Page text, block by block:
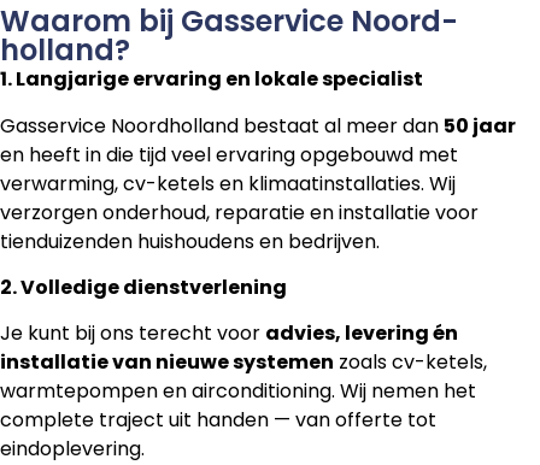
Waarom bij Gasservice Noord-
holland?
1. Langjarige ervaring en lokale specialist
Gasservice Noordholland bestaat al meer dan 50 jaar
en heeft in die tijd veel ervaring opgebouwd met
verwarming, cv-ketels en klimaatinstallaties. Wij
verzorgen onderhoud, reparatie en installatie voor
tienduizenden huishoudens en bedrijven.
2. Volledige dienstverlening
Je kunt bij ons terecht voor advies, levering én
installatie van nieuwe systemen zoals cv-ketels,
warmtepompen en airconditioning. Wij nemen het
complete traject uit handen — van offerte tot
eindoplevering.